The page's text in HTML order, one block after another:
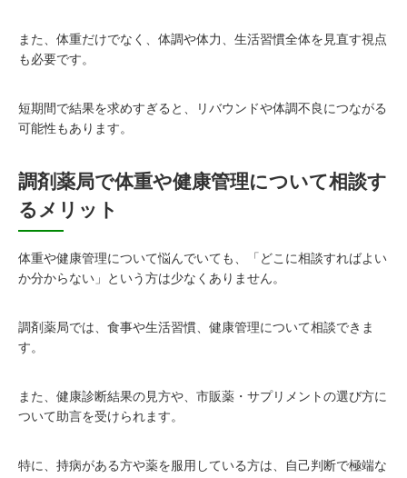
また、体重だけでなく、体調や体力、生活習慣全体を見直す視点
も必要です。
短期間で結果を求めすぎると、リバウンドや体調不良につながる
可能性もあります。
調剤薬局で体重や健康管理について相談す
るメリット
体重や健康管理について悩んでいても、「どこに相談すればよい
か分からない」という方は少なくありません。
調剤薬局では、食事や生活習慣、健康管理について相談できま
す。
また、健康診断結果の見方や、市販薬・サプリメントの選び方に
ついて助言を受けられます。
特に、持病がある方や薬を服用している方は、自己判断で極端な